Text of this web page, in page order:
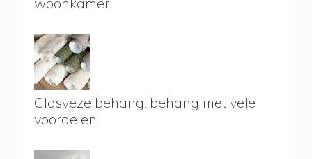
Glasvezelbehang: behang met vele
voordelen